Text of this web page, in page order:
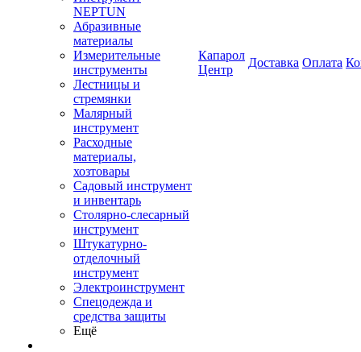
NEPTUN
Абразивные
материалы
Измерительные
инструменты
Лестницы и
стремянки
Малярный
инструмент
Расходные
материалы,
хозтовары
Садовый инструмент
и инвентарь
Столярно-слесарный
инструмент
Штукатурно-
отделочный
инструмент
Электроинструмент
Спецодежда и
средства защиты
Ещё
Капарол
Центр
Доставка Оплата